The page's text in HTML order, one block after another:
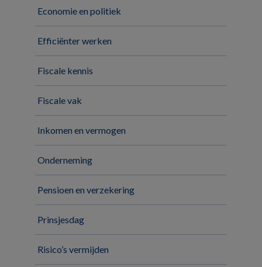
Economie en politiek
Efficiënter werken
Fiscale kennis
Fiscale vak
Inkomen en vermogen
Onderneming
Pensioen en verzekering
Prinsjesdag
Risico’s vermijden